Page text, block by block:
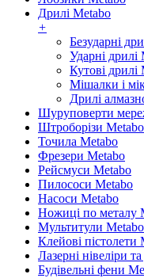
Дрилі Metabo
+
Безударні
Ударні дрилі
Кутові дрилі
Мішалки і
Дрилі
Шуруповерти
Штроборізи Metabo
Точила Metabo
Фрезери Metabo
Рейсмуси Metabo
Пилососи Metabo
Насоси Metabo
Ножиці по металу
Мультитули Metabo
Клейові пістолети
Лазерні нівеліри
Будівельні фени